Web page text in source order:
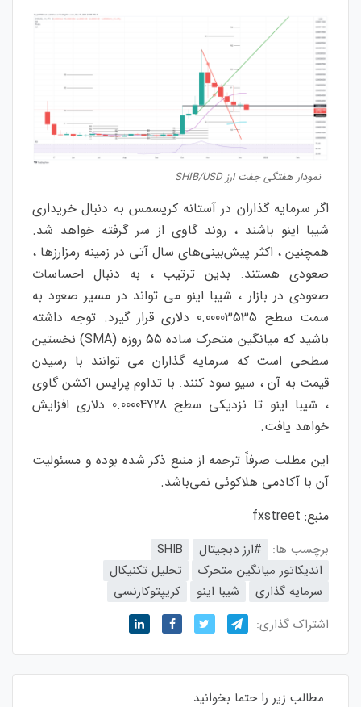
نمودار هفتگی جفت ارز SHIB/USD
اگر سرمایه گذاران در آستانه کریسمس به دنبال خریداری
شیبا اینو باشند ، روند گاوی از سر گرفته خواهد شد.
همچنین ، اکثر پیش‌بینی‌های سال آتی در زمینه رمزارزها ،
صعودی هستند. بدین ترتیب ، به دنبال احساسات
صعودی در بازار ، شیبا اینو می تواند در مسیر صعود به
سمت سطح 0.00003535 دلاری قرار گیرد. توجه داشته
باشید که میانگین متحرک ساده 55 روزه (SMA) نخستین
سطحی است که سرمایه گذاران می توانند با رسیدن
قیمت به آن ، سیو سود کنند. با تداوم پرایس اکشن گاوی
، شیبا اینو تا نزدیکی سطح 0.00004728 دلاری افزایش
خواهد یافت.
این مطلب صرفاً ترجمه از منبع ذکر شده بوده و مسئولیت
آن با آکادمی هلاکوئی نمی‌باشد.
منبع: fxstreet
برچسب ها: #ارز دبجیتال
SHIB
اندیکاتور میانگین متحرک
تحلیل تکنیکال
سرمایه گذاری
شیبا اینو
کریپتوکارنسی
اشتراک گذاری:
مطالب زیر را حتما بخوانید